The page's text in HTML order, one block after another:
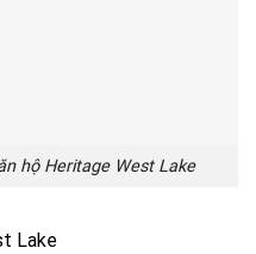
hộ Heritage West Lake
Lake